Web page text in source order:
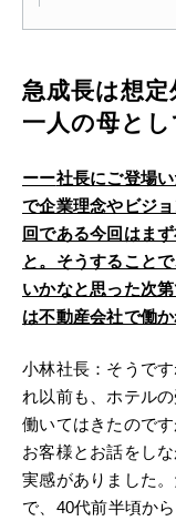
急成長は想
一人の母とし
ーー社長にご登場
で企業理念やビジ
回である今回はま
と。そうすること
いかなと思った次
は不動産会社で働
小林社長：そうで
れ以前も、ホテル
働いてはきたので
お客様とお話をし
実感がありました
で、40代前半頃か